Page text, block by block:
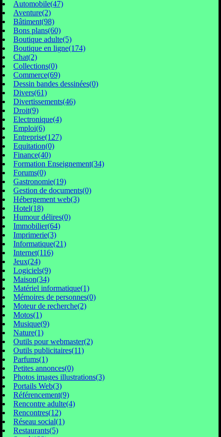
Automobile(47)
Aventure(2)
Bâtiment(98)
Bons plans(60)
Boutique adulte(5)
Boutique en ligne(174)
Chat(2)
Collections(0)
Commerce(69)
Dessin bandes dessinées(0)
Divers(61)
Divertissements(46)
Droit(9)
Electronique(4)
Emploi(6)
Entreprise(127)
Equitation(0)
Finance(40)
Formation Enseignement(34)
Forums(0)
Gastronomie(19)
Gestion de documents(0)
Hébergement web(3)
Hotel(18)
Humour délires(0)
Immobilier(64)
Imprimerie(3)
Informatique(21)
Internet(116)
Jeux(24)
Logiciels(9)
Maison(34)
Matériel informatique(1)
Mémoires de personnes(0)
Moteur de recherche(2)
Motos(1)
Musique(9)
Nature(1)
Outils pour webmaster(2)
Outils publicitaires(11)
Parfums(1)
Petites annonces(0)
Photos images illustrations(3)
Portails Web(3)
Référencement(9)
Rencontre adulte(4)
Rencontres(12)
Réseau social(1)
Restaurants(5)